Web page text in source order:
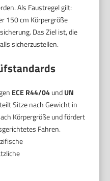
Als Faustregel gilt:
150 cm Körpergröße
Das Ziel ist, die
sicherzustellen.
ECE R44/04undUN
Sitze nach Gewicht in
Körpergröße und fördert
Fahren.